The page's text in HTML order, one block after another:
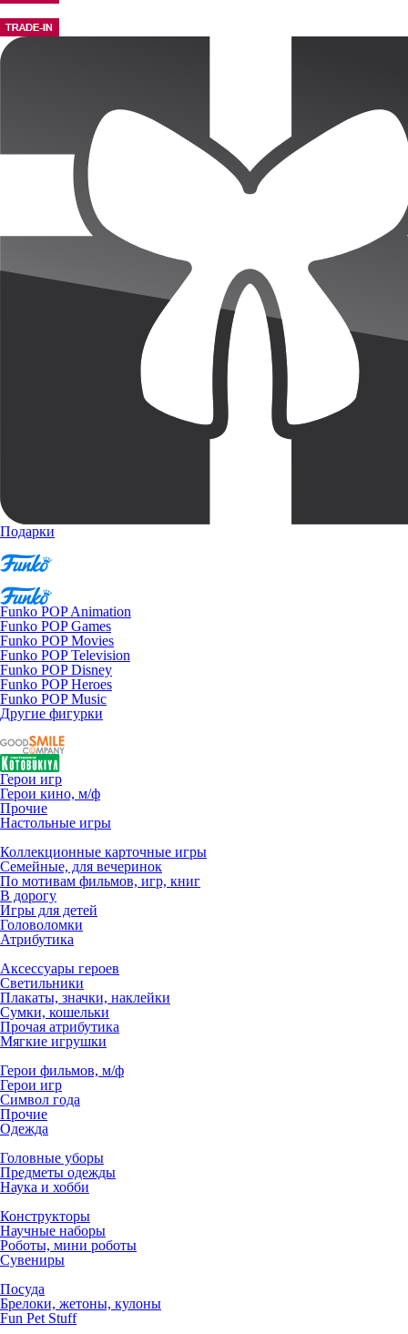
Подарки
Funko POP Animation
Funko POP Games
Funko POP Movies
Funko POP Television
Funko POP Disney
Funko POP Heroes
Funko POP Music
Другие фигурки
Герои игр
Герои кино, м/ф
Прочие
Настольные игры
Коллекционные карточные игры
Семейные, для вечеринок
По мотивам фильмов, игр, книг
В дорогу
Игры для детей
Головоломки
Атрибутика
Аксессуары героев
Светильники
Плакаты, значки, наклейки
Сумки, кошельки
Прочая атрибутика
Мягкие игрушки
Герои фильмов, м/ф
Герои игр
Символ года
Прочие
Одежда
Головные уборы
Предметы одежды
Наука и хобби
Конструкторы
Научные наборы
Роботы, мини роботы
Сувениры
Посуда
Брелоки, жетоны, кулоны
Fun Pet Stuff